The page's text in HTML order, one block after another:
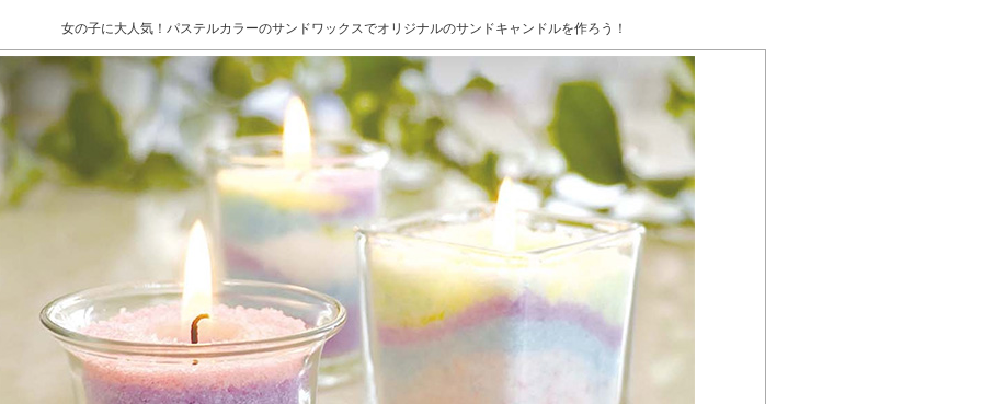
女の子に大人気！パステルカラーのサンドワックスでオリジナルのサンドキャンドルを作ろう！